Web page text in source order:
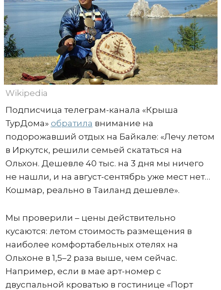
Wikipedia
Подписчица телеграм-канала «Крыша
ТурДома» обратила внимание на
подорожавший отдых на Байкале: «Лечу летом
в Иркутск, решили семьей скататься на
Ольхон. Дешевле 40 тыс. на 3 дня мы ничего
не нашли, и на август-сентябрь уже мест нет…
Кошмар, реально в Таиланд дешевле».
Мы проверили – цены действительно
кусаются: летом стоимость размещения в
наиболее комфортабельных отелях на
Ольхоне в 1,5–2 раза выше, чем сейчас.
Например, если в мае арт-номер с
двуспальной кроватью в гостинице «Порт